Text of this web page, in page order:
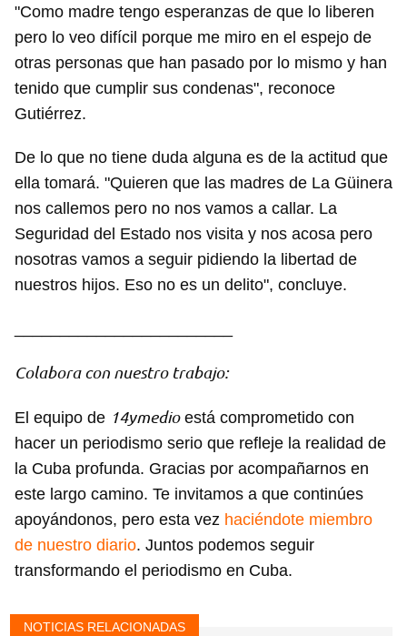
Guardar como favorito
Para poder guardar como favorito, primero has de
iniciar sesión con tu cuenta de 14ymedio.
"Como madre tengo esperanzas de que lo liberen
pero lo veo difícil porque me miro en el espejo de
otras personas que han pasado por lo mismo y han
tenido que cumplir sus condenas", reconoce
Gutiérrez.
De lo que no tiene duda alguna es de la actitud que
ella tomará. "Quieren que las madres de La Güinera
nos callemos pero no nos vamos a callar. La
Seguridad del Estado nos visita y nos acosa pero
nosotras vamos a seguir pidiendo la libertad de
nuestros hijos. Eso no es un delito", concluye.
Colabora con nuestro trabajo:
El equipo de 14ymedioestá comprometido con
hacer un periodismo serio que refleje la realidad de
la Cuba profunda. Gracias por acompañarnos en
este largo camino. Te invitamos a que continúes
apoyándonos, pero esta vez haciéndote miembro
de nuestro diario. Juntos podemos seguir
transformando el periodismo en Cuba.
NOTICIAS RELACIONADAS